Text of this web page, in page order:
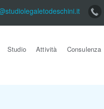
Studio Attività Consulenza